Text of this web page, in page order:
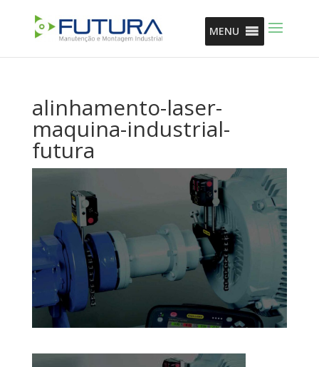
MENU
alinhamento-laser-
maquina-industrial-
futura